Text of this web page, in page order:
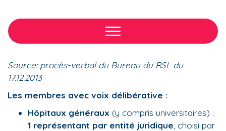
Source: procès-verbal du Bureau du RSL du
17.12.2013
Les membres avec voix délibérative :
Hôpitaux généraux (y compris universitaires) :
1 représentant par entité juridique , choisi par